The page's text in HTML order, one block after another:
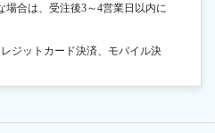
合は、受注後3～4営業日以内に
ジットカード決済、モバイル決